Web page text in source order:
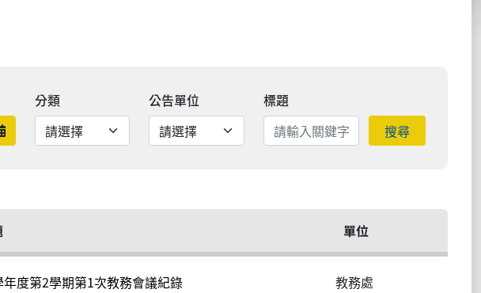
日期範圍結束
分類 公告單位
標題
搜尋
單位
年度第2學期第1次教務會議紀錄 教務處